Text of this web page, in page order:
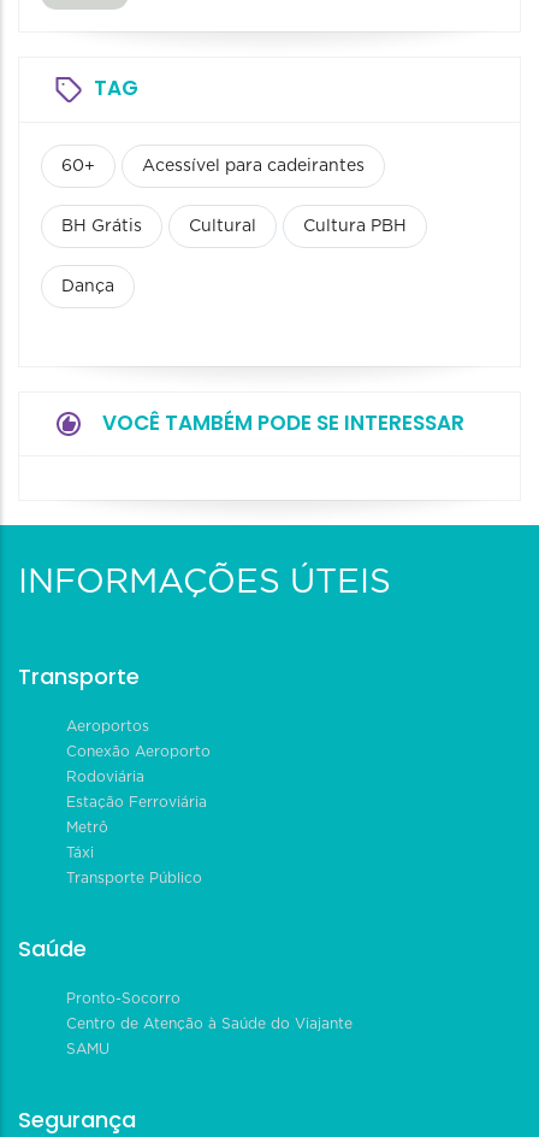
TAG
60+ Acessível para cadeirantes
BH Grátis Cultural Cultura PBH
Dança
VOCÊ TAMBÉM PODE SE INTERESSAR
INFORMAÇÕES ÚTEIS
Transporte
Aeroportos
Conexão Aeroporto
Rodoviária
Estação Ferroviária
Metrô
Táxi
Transporte Público
Saúde
Pronto-Socorro
Centro de Atenção à Saúde do Viajante
SAMU
Segurança